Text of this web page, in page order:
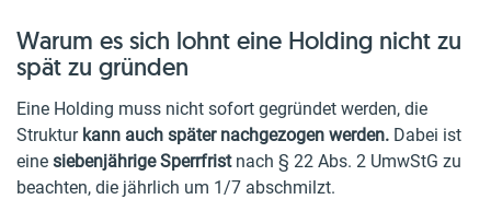
Warum es sich lohnt eine Holding nicht zu
spät zu gründen
Eine Holding muss nicht sofort gegründet werden, die
Struktur kann auch später nachgezogen werden. Dabei ist
eine siebenjährige Sperrfristnach § 22 Abs. 2 UmwStG zu
beachten, die jährlich um 1/7 abschmilzt.